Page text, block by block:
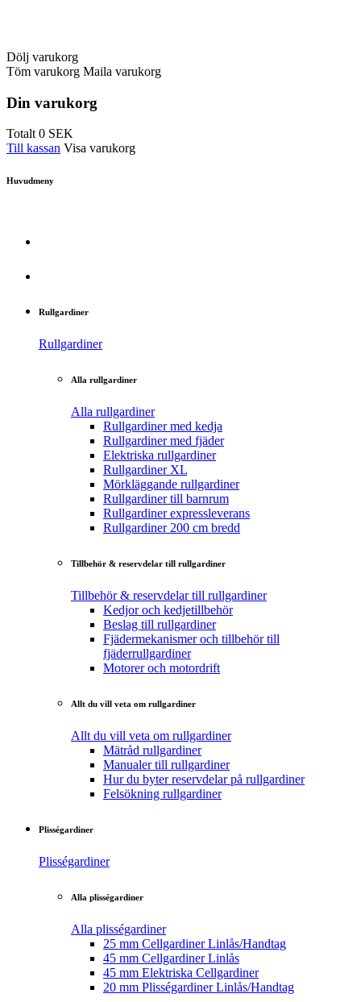
Dölj varukorg
Töm varukorg Maila varukorg
Din varukorg
Totalt0 SEK
Till kassan Visa varukorg
Huvudmeny
Rullgardiner
Rullgardiner
Alla rullgardiner
Alla rullgardiner
Rullgardiner med kedja
Rullgardiner med fjäder
Elektriska rullgardiner
Rullgardiner XL
Mörkläggande rullgardiner
Rullgardiner till barnrum
Rullgardiner expressleverans
Rullgardiner 200 cm bredd
Tillbehör & reservdelar till rullgardiner
Tillbehör & reservdelar till rullgardiner
Kedjor och kedjetillbehör
Beslag till rullgardiner
Fjädermekanismer och tillbehör till
fjäderrullgardiner
Motorer och motordrift
Allt du vill veta om rullgardiner
Allt du vill veta om rullgardiner
Mätråd rullgardiner
Manualer till rullgardiner
Hur du byter reservdelar på rullgardiner
Felsökning rullgardiner
Plisségardiner
Plisségardiner
Alla plisségardiner
Alla plisségardiner
25 mm Cellgardiner Linlås/Handtag
45 mm Cellgardiner Linlås
45 mm Elektriska Cellgardiner
20 mm Plisségardiner Linlås/Handtag